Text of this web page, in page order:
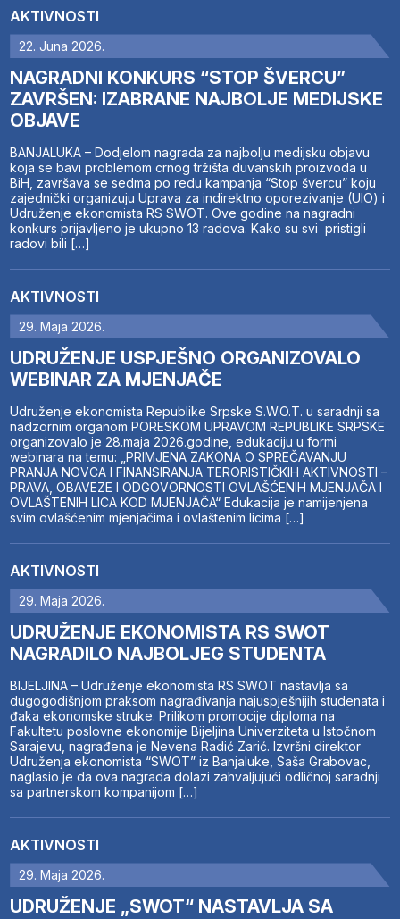
AKTIVNOSTI
22. Juna 2026.
NAGRADNI KONKURS “STOP ŠVERCU”
ZAVRŠEN: IZABRANE NAJBOLJE MEDIJSKE
OBJAVE
BANJALUKA – Dodjelom nagrada za najbolju medijsku objavu
koja se bavi problemom crnog tržišta duvanskih proizvoda u
BiH, završava se sedma po redu kampanja “Stop švercu” koju
zajednički organizuju Uprava za indirektno oporezivanje (UIO) i
Udruženje ekonomista RS SWOT. Ove godine na nagradni
konkurs prijavljeno je ukupno 13 radova. Kako su svi pristigli
radovi bili […]
AKTIVNOSTI
29. Maja 2026.
UDRUŽENJE USPJEŠNO ORGANIZOVALO
WEBINAR ZA MJENJAČE
Udruženje ekonomista Republike Srpske S.W.O.T. u saradnji sa
nadzornim organom PORESKOM UPRAVOM REPUBLIKE SRPSKE
organizovalo je 28.maja 2026.godine, edukaciju u formi
webinara na temu: „PRIMJENA ZAKONA O SPREČAVANJU
PRANJA NOVCA I FINANSIRANJA TERORISTIČKIH AKTIVNOSTI –
PRAVA, OBAVEZE I ODGOVORNOSTI OVLAŠĆENIH MJENJAČA I
OVLAŠTENIH LICA KOD MJENJAČA“ Edukacija je namijenjena
svim ovlašćenim mjenjačima i ovlaštenim licima […]
AKTIVNOSTI
29. Maja 2026.
UDRUŽENJE EKONOMISTA RS SWOT
NAGRADILO NAJBOLJEG STUDENTA
BIJELJINA – Udruženje ekonomista RS SWOT nastavlja sa
dugogodišnjom praksom nagrađivanja najuspješnijih studenata i
đaka ekonomske struke. Prilikom promocije diploma na
Fakultetu poslovne ekonomije Bijeljina Univerziteta u Istočnom
Sarajevu, nagrađena je Nevena Radić Zarić. Izvršni direktor
Udruženja ekonomista “SWOT” iz Banjaluke, Saša Grabovac,
naglasio je da ova nagrada dolazi zahvaljujući odličnoj saradnji
sa partnerskom kompanijom […]
AKTIVNOSTI
29. Maja 2026.
UDRUŽENJE „SWOT“ NASTAVLJA SA